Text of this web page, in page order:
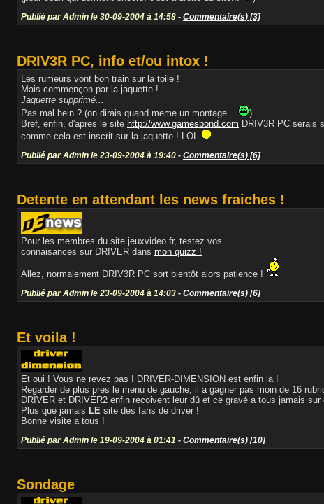
Publié par Admin le 30-09-2004 à 14:58 - Commentaire(s) [3]
DRIV3R PC, info et/ou intox !
Les rumeurs vont bon train sur la toile !
Mais commençon par la jaquette !
Jaquette supprimé...
Pas mal hein ? (on dirais quand meme un montage...
)
Bref, enfin, d'apres le site http://www.gamesbond.com DRIV3R PC serais
comme cela est inscrit sur la jaquette ! LOL
Publié par Admin le 23-09-2004 à 19:40 - Commentaire(s) [6]
Detente en attendant les news fraiches !
Pour les membres du site jeuxvideo.fr, testez vos
connaisances sur DRIVER dans mon quizz !
Allez, normalement DRIV3R PC sort bientôt alors patience !
Publié par Admin le 23-09-2004 à 14:03 - Commentaire(s) [6]
Et voila !
Et oui ! Vous ne revez pas ! DRIVER-DIMENSION est enfin la !
Regarder de plus pres le menu de gauche, il a gagner pas moin de 16
DRIVER et DRIVER2 enfin recoivent leur dû et ce gravé a tous jamais sur
Plus que jamais LE site des fans de driver !
Bonne visite a tous !
Publié par Admin le 19-09-2004 à 01:41 - Commentaire(s) [10]
Sondage